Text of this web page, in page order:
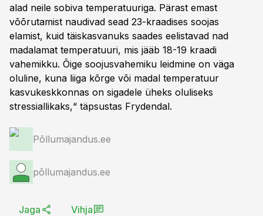
alad neile sobiva temperatuuriga. Pärast emast
võõrutamist naudivad sead 23-kraadises soojas
elamist, kuid täiskasvanuks saades eelistavad nad
madalamat temperatuuri, mis jääb 18-19 kraadi
vahemikku. Õige soojusvahemiku leidmine on väga
oluline, kuna liiga kõrge või madal temperatuur
kasvukeskkonnas on sigadele üheks oluliseks
stressiallikaks,“ täpsustas Frydendal.
Põllumajandus.ee
põllumajandus.ee
Jaga Vihja